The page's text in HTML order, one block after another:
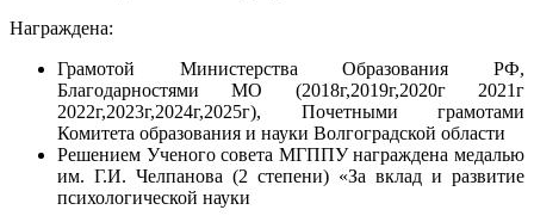
Награждена:
Грамотой Министерства Образования РФ,
Благодарностями МО (2018г,2019г,2020г 2021г
2022г,2023г,2024г,2025г), Почетными грамотами
Комитета образования и науки Волгоградской области
Решением Ученого совета МГППУ награждена медалью
им. Г.И. Челпанова (2 степени) «За вклад и развитие
психологической науки